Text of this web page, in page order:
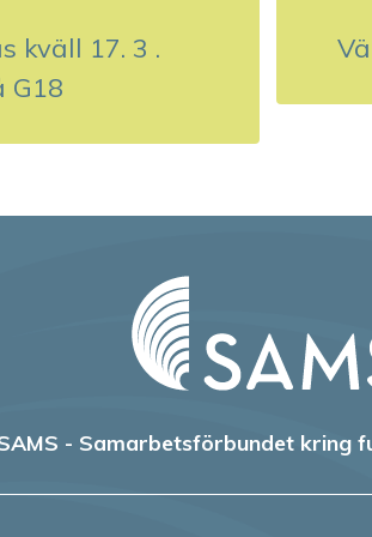
kväll 17. 3 .
G18
- Samarbetsförbundet kring